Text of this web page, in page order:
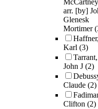
arr. [by]
Glenesk
Mortimer
Haffner,
Karl (3)
Tarrant,
John J (2)
Claude (2)
Clifton (2)